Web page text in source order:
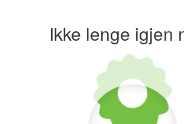
Ikke lenge igjen